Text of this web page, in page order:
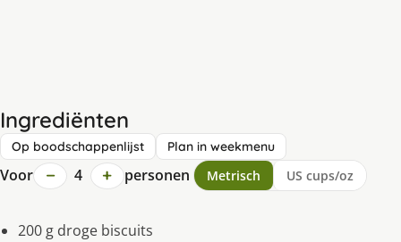
Ingrediënten
Op boodschappenlijst Plan in weekmenu
Voor − 4 + personen Metrisch US cups/oz
200 g droge biscuits